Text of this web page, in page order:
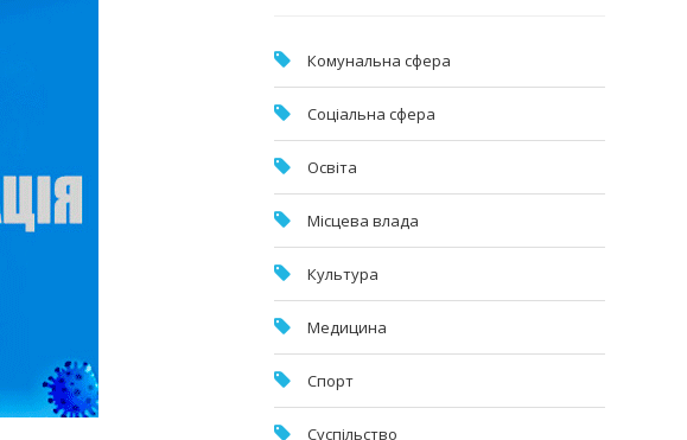
Комунальна cфера
Соціальна сфера
Освіта
Місцева влада
Культура
Медицина
Спорт
Суспільство